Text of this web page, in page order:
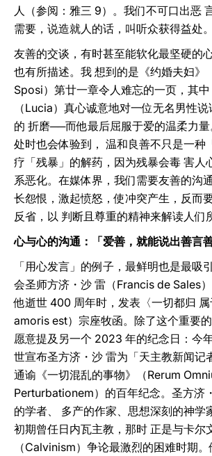
人（参阅：雅三 9）。我们不可口出恶
需要，说造就人的话，叫听众获得益处
友善的交谈，有时甚至能软化最坚硬的
也有所描述。我 想到的是《约婚夫妇》
Sposi）第廿一章令人难忘的一页，其
（Lucia）真心诚意地对一位无名男性
的 折磨──而他最后屈服于爱的温柔力
处时也会体验到， 温和良善不只是一种
疗「残暴」的解药，因为残暴会毒 害人
系恶化。在媒体界，我们需要友善的沟
长怨恨，激起愤怒，使冲突产生，反而
反省，以 判断且尊重的精神来解读人们
心与心的沟通：「爱善，就能说出善言
「用心发言」的例子，最鲜明也是最吸
会圣师方济・沙 雷（Francis de Sales
他逝世 400 周年时，发表〈一切都归
amoris est）宗座牧函。除了这个重要
愿意提及另一个 2023 年的纪念日：今
世宣布圣方济・沙 雷为「天主教新闻记
通谕《一切混乱的事物》（Rerum
Perturbationem）的百年纪念。圣方济
的学者、 多产的作家、思想深刻的神学
初期曾任日内瓦主教，那时 正是与卡尔
（Calvinism）争论最激烈的困难时期